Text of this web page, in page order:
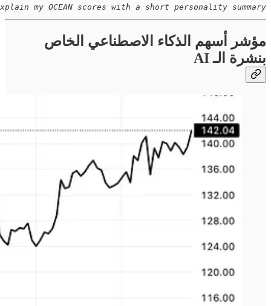
my OCEAN scores with a short personality summary
مؤشر أسهم الذكاء الاصطناعي الخاص
بنشرة الـ AI